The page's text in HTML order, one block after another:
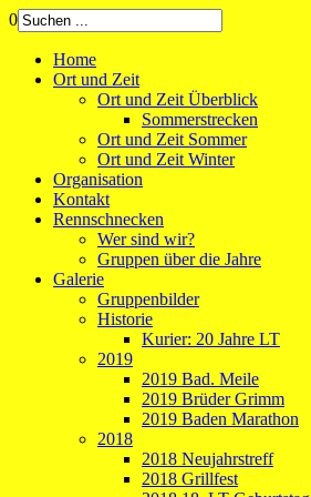
0
Home
Ort und Zeit
Ort und Zeit Überblick
Sommerstrecken
Ort und Zeit Sommer
Ort und Zeit Winter
Organisation
Kontakt
Rennschnecken
Wer sind wir?
Gruppen über die Jahre
Galerie
Gruppenbilder
Historie
Kurier: 20 Jahre LT
2019
2019 Bad. Meile
2019 Brüder Grimm
2019 Baden Marathon
2018
2018 Neujahrstreff
2018 Grillfest